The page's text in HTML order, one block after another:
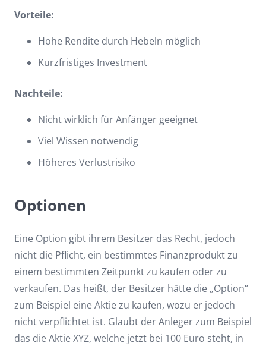
Vorteile:
Hohe Rendite durch Hebeln möglich
Kurzfristiges Investment
Nachteile:
Nicht wirklich für Anfänger geeignet
Viel Wissen notwendig
Höheres Verlustrisiko
Optionen
Eine Option gibt ihrem Besitzer das Recht, jedoch
nicht die Pflicht, ein bestimmtes Finanzprodukt zu
einem bestimmten Zeitpunkt zu kaufen oder zu
verkaufen. Das heißt, der Besitzer hätte die „Option“
zum Beispiel eine Aktie zu kaufen, wozu er jedoch
nicht verpflichtet ist. Glaubt der Anleger zum Beispiel
das die Aktie XYZ, welche jetzt bei 100 Euro steht, in